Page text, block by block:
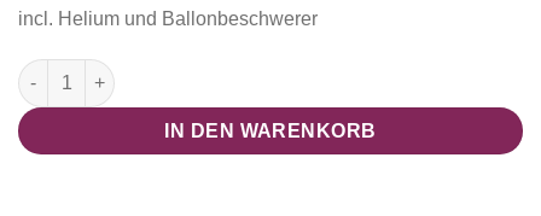
incl. Helium und Ballonbeschwerer
Folienballon Tucan (Safari/Dschungel Collection) Menge
IN DEN WARENKORB